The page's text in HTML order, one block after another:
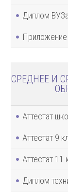
Диплом ВУЗа
СРЕДНЕЕ И
Аттестат
Аттестат 9
Аттестат 11
Диплом